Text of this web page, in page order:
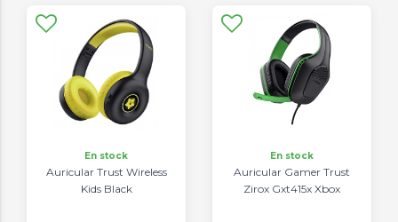
En stock
Auricular Trust Wireless
Kids Black
En stock
Auricular Gamer Trust
Zirox Gxt415x Xbox